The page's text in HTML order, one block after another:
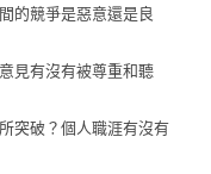
的競爭是惡意還是良
見有沒有被尊重和聽
突破？個人職涯有沒有